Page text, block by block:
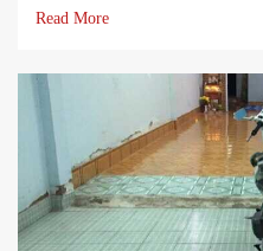
Read More